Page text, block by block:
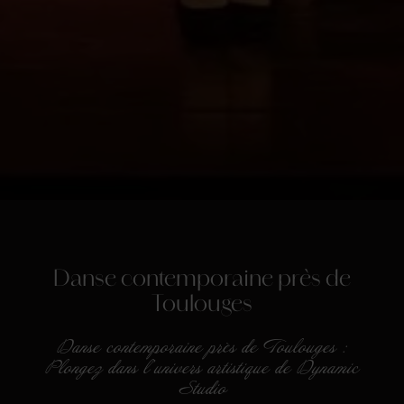
Danse contemporaine près de
Toulouges
Danse contemporaine près de Toulouges :
Plongez dans l'univers artistique de Dynamic
Studio